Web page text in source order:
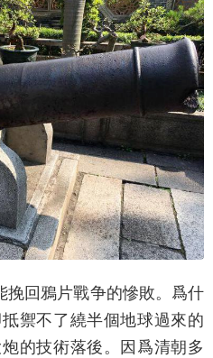
挽回鴉片戰争的慘敗。爲什
禦不了繞半個地球過來的
的技術落後。因爲清朝多